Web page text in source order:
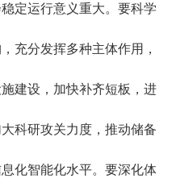
定运行意义重大。要科学
充分发挥多种主体作用，
建设，加快补齐短板，进
科研攻关力度，推动储备
化智能化水平。要深化体